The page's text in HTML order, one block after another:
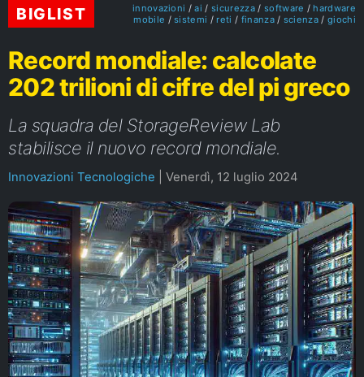
BIGLIST innovazioni ai sicurezza software
hardware
mobile
sistemi reti finanza scienza giochi
Record mondiale: calcolate
202 trilioni di cifre del pi greco
La squadra del StorageReview Lab
stabilisce il nuovo record mondiale.
Innovazioni Tecnologiche Venerdì, 12 luglio 2024